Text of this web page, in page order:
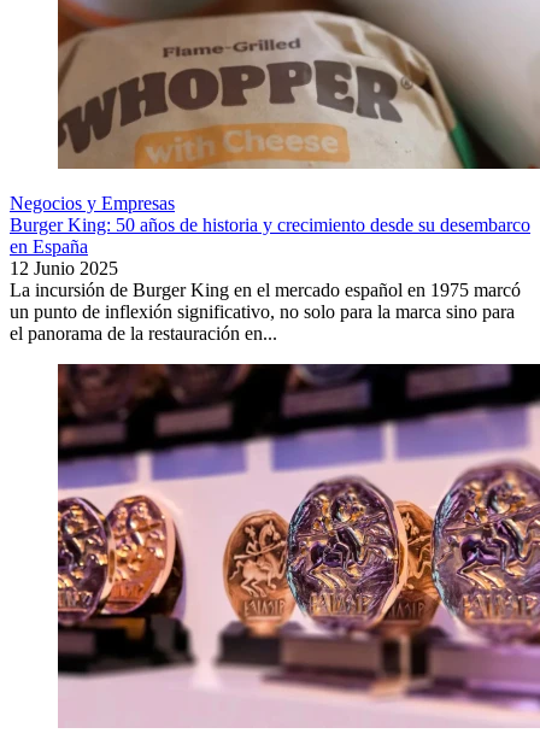
Negocios y Empresas
Burger King: 50 años de historia y crecimiento desde su desembarco
en España
12 Junio 2025
La incursión de Burger King en el mercado español en 1975 marcó
un punto de inflexión significativo, no solo para la marca sino para
el panorama de la restauración en...